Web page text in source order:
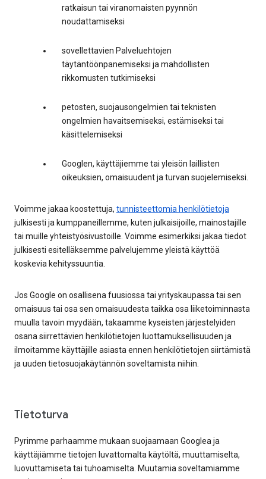
ratkaisun tai viranomaisten pyynnön
noudattamiseksi
sovellettavien Palveluehtojen
täytäntöönpanemiseksi ja mahdollisten
rikkomusten tutkimiseksi
petosten, suojausongelmien tai teknisten
ongelmien havaitsemiseksi, estämiseksi tai
käsittelemiseksi
Googlen, käyttäjiemme tai yleisön laillisten
oikeuksien, omaisuudent ja turvan suojelemiseksi.
Voimme jakaa koostettuja, tunnisteettomia henkilötietoja
julkisesti ja kumppaneillemme, kuten julkaisijoille, mainostajille
tai muille yhteistyösivustoille. Voimme esimerkiksi jakaa tiedot
julkisesti esitelläksemme palvelujemme yleistä käyttöä
koskevia kehityssuuntia.
Jos Google on osallisena fuusiossa tai yrityskaupassa tai sen
omaisuus tai osa sen omaisuudesta taikka osa liiketoiminnasta
muulla tavoin myydään, takaamme kyseisten järjestelyiden
osana siirrettävien henkilötietojen luottamuksellisuuden ja
ilmoitamme käyttäjille asiasta ennen henkilötietojen siirtämistä
ja uuden tietosuojakäytännön soveltamista niihin.
Tietoturva
Pyrimme parhaamme mukaan suojaamaan Googlea ja
käyttäjiämme tietojen luvattomalta käytöltä, muuttamiselta,
luovuttamiseta tai tuhoamiselta. Muutamia soveltamiamme